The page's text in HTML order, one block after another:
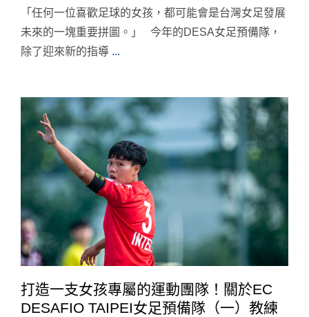
「任何一位喜歡足球的女孩，都可能會是台灣女足發展
未來的一塊重要拼圖。」 今年的DESA女足預備隊，
除了迎來新的指導 ...
打造一支女孩專屬的運動團隊！關於EC
DESAFIO TAIPEI女足預備隊（一）教練